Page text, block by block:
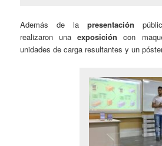
Además de la presentación
realizaron unaexposición con
unidades de carga resultantes y un